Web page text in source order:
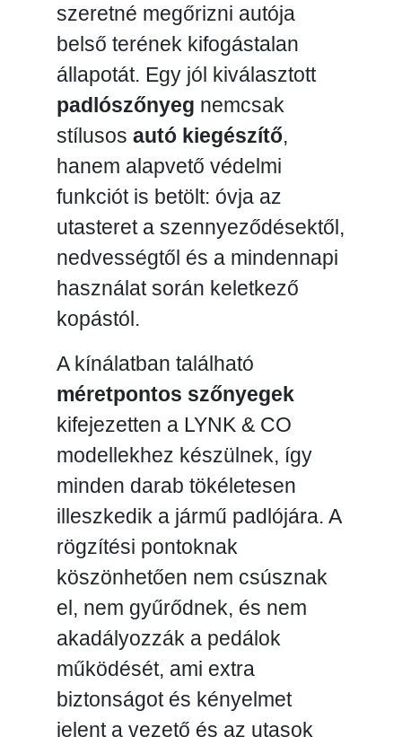
szeretné megőrizni autója
belső terének kifogástalan
állapotát. Egy jól kiválasztott
padlószőnyeg nemcsak
stílusos autó kiegészítő,
hanem alapvető védelmi
funkciót is betölt: óvja az
utasteret a szennyeződésektől,
nedvességtől és a mindennapi
használat során keletkező
kopástól.
A kínálatban található
méretpontos szőnyegek
kifejezetten a LYNK & CO
modellekhez készülnek, így
minden darab tökéletesen
illeszkedik a jármű padlójára. A
rögzítési pontoknak
köszönhetően nem csúsznak
el, nem gyűrődnek, és nem
akadályozzák a pedálok
működését, ami extra
biztonságot és kényelmet
jelent a vezető és az utasok